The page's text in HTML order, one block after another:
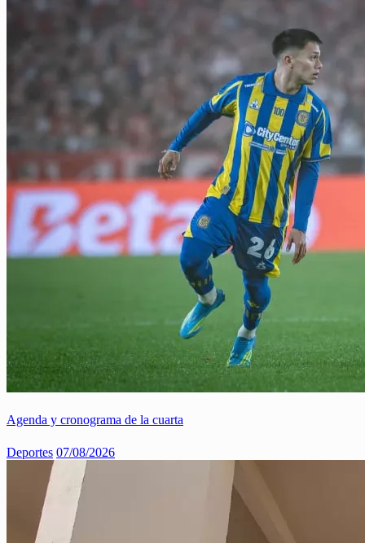
Agenda y cronograma de la cuarta
Deportes 07/08/2026